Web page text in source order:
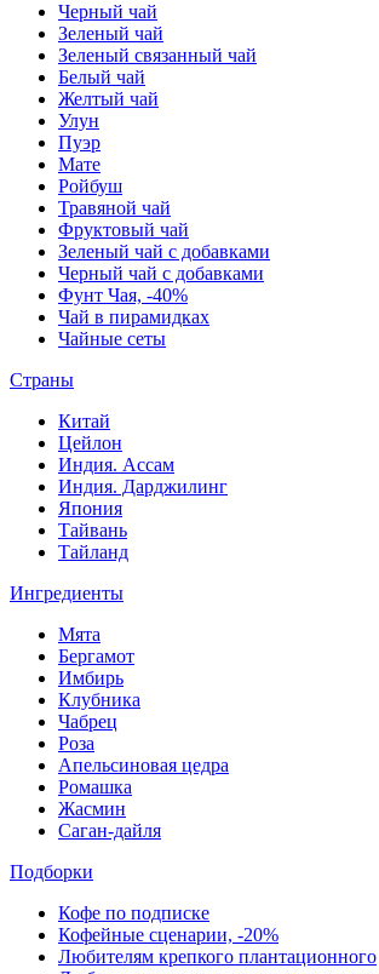
Черный чай
Зеленый чай
Зеленый связанный чай
Белый чай
Желтый чай
Улун
Пуэр
Мате
Ройбуш
Травяной чай
Фруктовый чай
Зеленый чай с добавками
Черный чай с добавками
Фунт Чая, -40%
Чай в пирамидках
Чайные сеты
Страны
Китай
Цейлон
Индия. Ассам
Индия. Дарджилинг
Япония
Тайвань
Тайланд
Ингредиенты
Мята
Бергамот
Имбирь
Клубника
Чабрец
Роза
Апельсиновая цедра
Ромашка
Жасмин
Саган-дайля
Подборки
Кофе по подписке
Кофейные сценарии, -20%
Любителям крепкого плантационного